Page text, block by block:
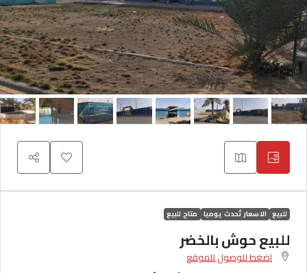
للبيع الاسعار تُحدث يوميا متاح للبيع
للبيع حوش بالخضر
اضغط للوصول للموقع